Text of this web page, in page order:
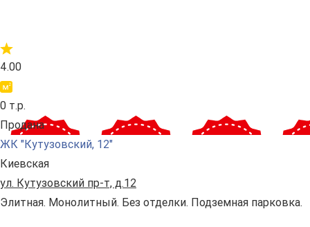
4.00
0 т.р.
Продана
ЖК "Кутузовский, 12"
Киевская
ул. Кутузовский пр-т, д.12
Элитная. Монолитный. Без отделки. Подземная парковка.